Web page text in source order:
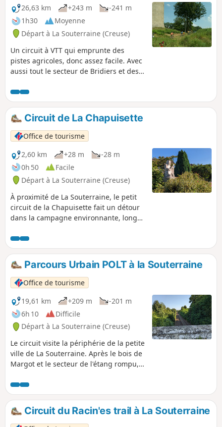
26,63 km
+243 m
-241 m
1h30
Moyenne
Départ à La Souterraine (Creuse)
Un circuit à VTT qui emprunte des
pistes agricoles, donc assez facile. Avec
aussi tout le secteur de Bridiers et des
super ambiance à cette fin de parcours.
Circuit de La Chapuisette
Office de tourisme
2,60 km
+28 m
-28 m
0h 50
Facile
Départ à La Souterraine (Creuse)
À proximité de La Souterraine, le petit
circuit de la Chapuisette fait un détour
dans la campagne environnante, longe
résidentielle. Il permet aussi de
découvrir un milieu discret mais
fascinant : la zone humide et son
cortège d'invertébrés, d'amphibiens et
de plantes hygrophiles.
Parcours Urbain POLT à la Souterraine
Office de tourisme
19,61 km
+209 m
-201 m
6h 10
Difficile
Départ à La Souterraine (Creuse)
Le circuit visite la périphérie de la petite
ville de La Souterraine. Après le bois de
Margot et le secteur de l'étang rompu,
longer la voie ferrée qui relie Paris-
Orléans-Limoges-Toulouse (POLT).
Mélange de chemins creux, sous-bois,
petites routes et pistes planes, l'Urbain
Circuit du Racin'es trail à La Souterraine